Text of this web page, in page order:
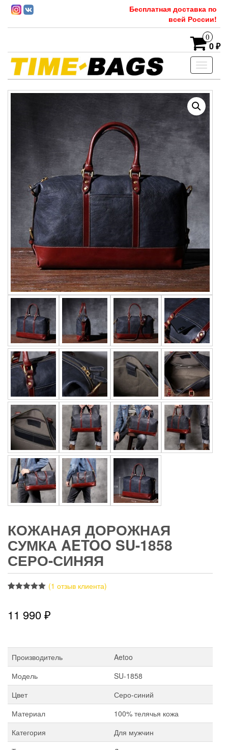
Бесплатная доставка по
всей России!
0
0 ₽
Toggle
КОЖАНАЯ ДОРОЖНАЯ
СУМКА AETOO SU-1858
СЕРО-СИНЯЯ
основе
опроса
(1 отзыв клиента)
11 990₽
Производитель
Aetoo
Модель
SU-1858
Цвет
Серо-синий
Материал
100% телячья кожа
Категория
Для мужчин